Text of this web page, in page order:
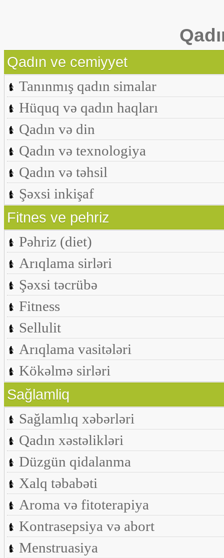
Qadın ve cemiyyet
Tanınmış qadın simalar
Hüquq və qadın haqları
Qadın və din
Qadın və texnologiya
Qadın və təhsil
Şəxsi inkişaf
Fitnes ve pehriz
Pəhriz (diet)
Arıqlama sirləri
Şəxsi təcrübə
Fitness
Sellulit
Arıqlama vasitələri
Kökəlmə sirləri
Sağlamliq
Sağlamlıq xəbərləri
Qadın xəstəlikləri
Düzgün qidalanma
Xalq təbabəti
Aroma və fitoterapiya
Kontrasepsiya və abort
Menstruasiya